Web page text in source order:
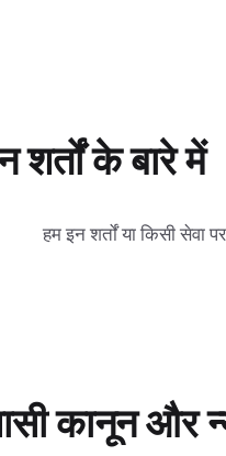
शर्तों के बारे में
हम इन शर्तों या किसी सेवा
कानून और